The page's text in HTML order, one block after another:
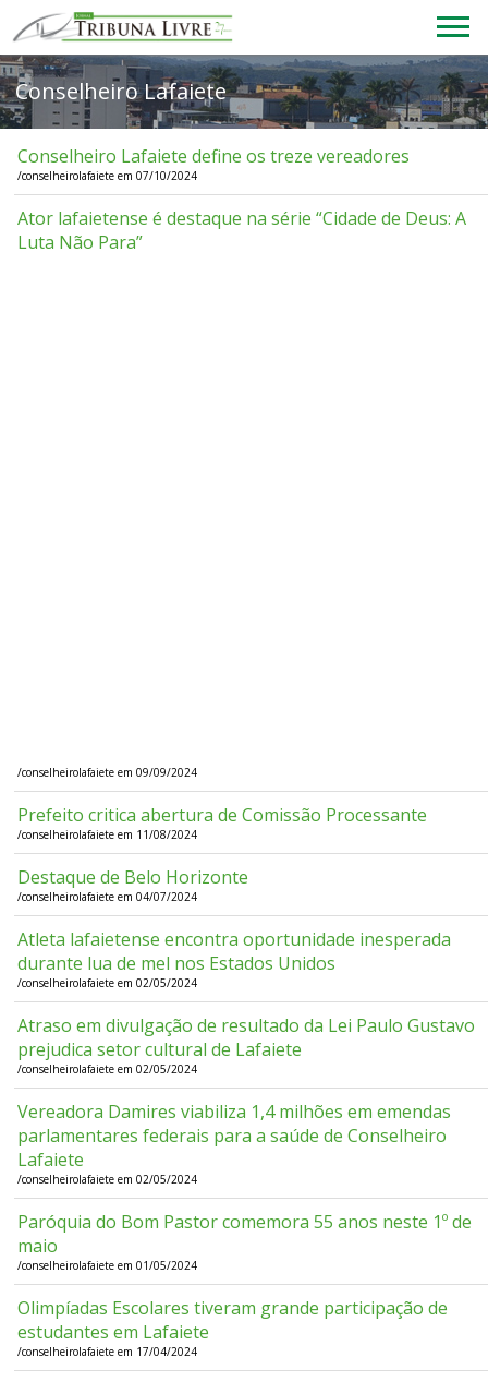
Conselheiro Lafaiete define os treze vereadores
/conselheirolafaiete em 07/10/2024
Ator lafaietense é destaque na série “Cidade de Deus: A
Luta Não Para”
/conselheirolafaiete em 09/09/2024
Prefeito critica abertura de Comissão Processante
/conselheirolafaiete em 11/08/2024
Destaque de Belo Horizonte
/conselheirolafaiete em 04/07/2024
Atleta lafaietense encontra oportunidade inesperada
durante lua de mel nos Estados Unidos
/conselheirolafaiete em 02/05/2024
Atraso em divulgação de resultado da Lei Paulo Gustavo
prejudica setor cultural de Lafaiete
/conselheirolafaiete em 02/05/2024
Vereadora Damires viabiliza 1,4 milhões em emendas
parlamentares federais para a saúde de Conselheiro
Lafaiete
/conselheirolafaiete em 02/05/2024
Paróquia do Bom Pastor comemora 55 anos neste 1º de
maio
/conselheirolafaiete em 01/05/2024
Olimpíadas Escolares tiveram grande participação de
estudantes em Lafaiete
/conselheirolafaiete em 17/04/2024